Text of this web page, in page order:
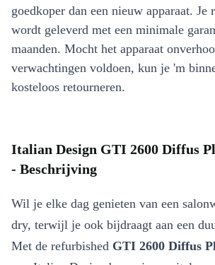
goedkoper dan een nieuw apparaat. Je
wordt geleverd met een minimale
maanden. Mocht het apparaat
verwachtingen voldoen, kun je 'm
kosteloos retourneren.
Italian Design GTI 2600 Diffus
- Beschrijving
Wil je elke dag genieten van een
dry, terwijl je ook bijdraagt aan een
Met de refurbished GTI 2600 Diffus